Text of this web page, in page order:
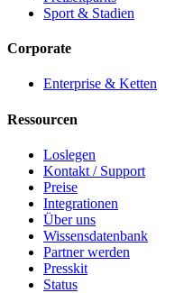
Sport & Stadien
Corporate
Enterprise & Ketten
Ressourcen
Loslegen
Kontakt / Support
Preise
Integrationen
Über uns
Wissensdatenbank
Partner werden
Presskit
Status